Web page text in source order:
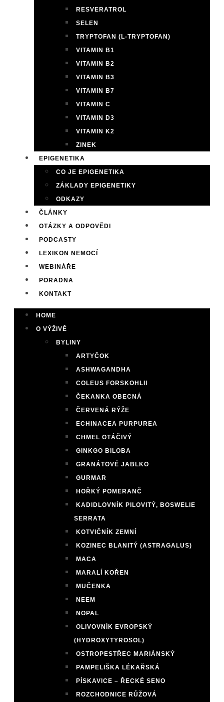
RESVERATROL
SELEN
TRYPTOFAN (L-TRYPTOFAN)
VITAMIN B1
VITAMIN B2
VITAMIN B3
VITAMIN B7
VITAMIN C
VITAMIN D3
VITAMIN K2
ZINEK
EPIGENETIKA
CO JE EPIGENETIKA
ZÁKLADY EPIGENETIKY
ODKAZY
ČLÁNKY
OTÁZKY A ODPOVĚDI
PODCASTY
LEXIKON NEMOCÍ
WEBINÁŘE
PORADNA
KONTAKT
HOME
O VÝŽIVĚ
BYLINY
ARTYČOK
ASHWAGANDHA
COLEUS FORSKOHLII
ČEKANKA OBECNÁ
ČERVENÁ RÝŽE
ECHINACEA PURPUREA
CHMEL OTÁČIVÝ
GINKGO BILOBA
GRANÁTOVÉ JABLKO
GURMAR
HOŘKÝ POMERANČ
KADIDLOVNÍK PILOVITÝ, BOSWELIE
SERRATA
KOTVIČNÍK ZEMNÍ
KOZINEC BLANITÝ (ASTRAGALUS)
MACA
MARALÍ KOŘEN
MUČENKA
NEEM
NOPAL
OLIVOVNÍK EVROPSKÝ
(HYDROXYTYROSOL)
OSTROPESTŘEC MARIÁNSKÝ
PAMPELIŠKA LÉKAŘSKÁ
PÍSKAVICE – ŘECKÉ SENO
ROZCHODNICE RŮŽOVÁ